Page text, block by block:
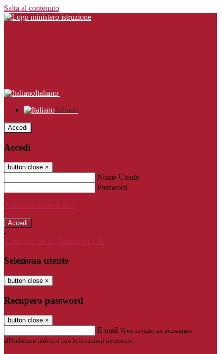
Salta al contenuto
Italiano
Italiano
Accedi
Accedi
button close ×
Nome Utente
Password
Password dimenticata?
-
Entra con SPID
Entra con CIE
Seleziona utente
button close ×
Recupero password
button close ×
E-mail Verrà inviato un messaggio
all'indirizzo indicato con le istruzioni necessarie.